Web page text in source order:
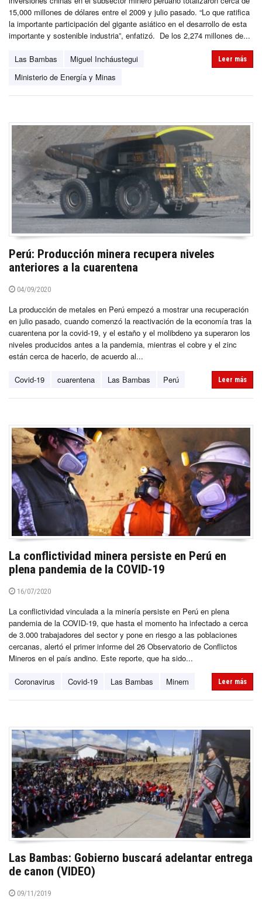
15,000 millones de dólares entre el 2009 y julio pasado. “Lo que ratifica
la importante participación del gigante asiático en el desarrollo de esta
importante y sostenible industria”, enfatizó. De los 2,274 millones de...
Las Bambas
Miguel Incháustegui
Ministerio de Energía y Minas
Leer más
Perú: Producción minera recupera niveles
anteriores a la cuarentena
04/09/2020
La producción de metales en Perú empezó a mostrar una recuperación
en julio pasado, cuando comenzó la reactivación de la economía tras la
cuarentena por la covid-19, y el estaño y el molibdeno ya superaron los
niveles producidos antes a la pandemia, mientras el cobre y el zinc
están cerca de hacerlo, de acuerdo al...
Covid-19 cuarentena Las Bambas Perú Leer más
La conflictividad minera persiste en Perú en
plena pandemia de la COVID-19
16/07/2020
La conflictividad vinculada a la minería persiste en Perú en plena
pandemia de la COVID-19, que hasta el momento ha infectado a cerca
de 3.000 trabajadores del sector y pone en riesgo a las poblaciones
cercanas, alertó el primer informe del 26 Observatorio de Conflictos
Mineros en el país andino. Este reporte, que ha sido...
Coronavirus Covid-19 Las Bambas Minem Leer más
Las Bambas: Gobierno buscará adelantar entrega
de canon (VIDEO)
09/11/2019